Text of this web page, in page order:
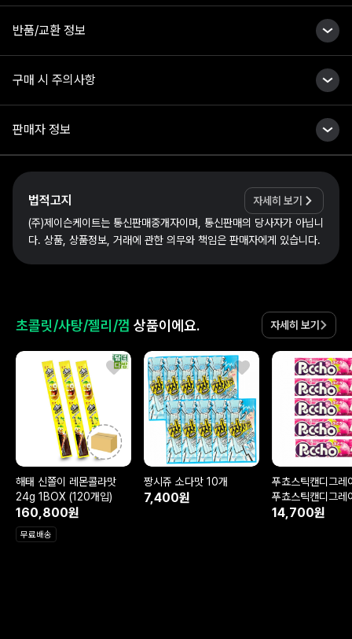
반품/교환 정보
구매 시 주의사항
판매자 정보
법적고지
자세히 보기
(주)제이슨케이트는 통신판매중개자이며, 통신판매의 당사자가 아닙니
다. 상품, 상품정보, 거래에 관한 의무와 책임은 판매자에게 있습니다.
초콜릿/사탕/젤리/껌 상품이에요. 자세히 보기
해태 신쫄이 레몬콜라맛
24g 1BOX (120개입)
160,800원
무료배송
짱시쥬 소다맛 10개
7,400원
푸쵸스틱캔디그레
푸쵸스틱캔디그레
5개
14,700원